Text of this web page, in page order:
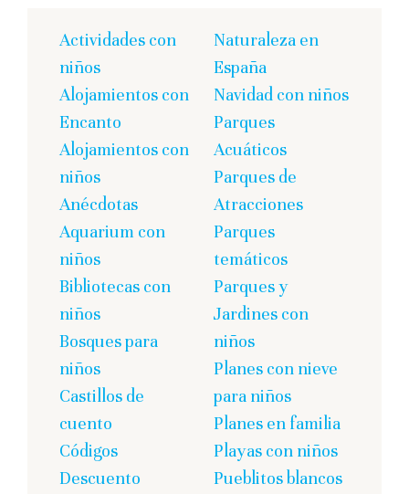
Actividades con
niños
Alojamientos con
Encanto
Alojamientos con
niños
Anécdotas
Aquarium con
niños
Bibliotecas con
niños
Bosques para
niños
Castillos de
cuento
Códigos
Descuento
Naturaleza en
España
Navidad con niños
Parques
Acuáticos
Parques de
Atracciones
Parques
temáticos
Parques y
Jardines con
niños
Planes con nieve
para niños
Planes en familia
Playas con niños
Pueblitos blancos